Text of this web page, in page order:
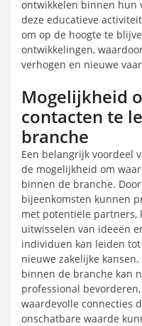
ontwikkelen binnen hun
deze educatieve
om op de hoogte te
ontwikkelingen,
verhogen en nieuwe
Mogelijkheid
contacten te
branche
Een belangrijk voordeel
de mogelijkheid om
binnen de branche.
bijeenkomsten kunnen
met potentiële partners,
uitwisselen van ideeën
individuen kan leiden
nieuwe zakelijke
binnen de branche kan
professional
waardevolle connecties
onschatbare waarde